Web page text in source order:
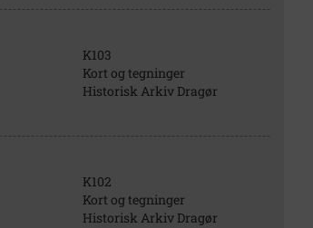
K103
Kort og tegninger
Historisk Arkiv Dragør
K102
Kort og tegninger
Historisk Arkiv Dragør